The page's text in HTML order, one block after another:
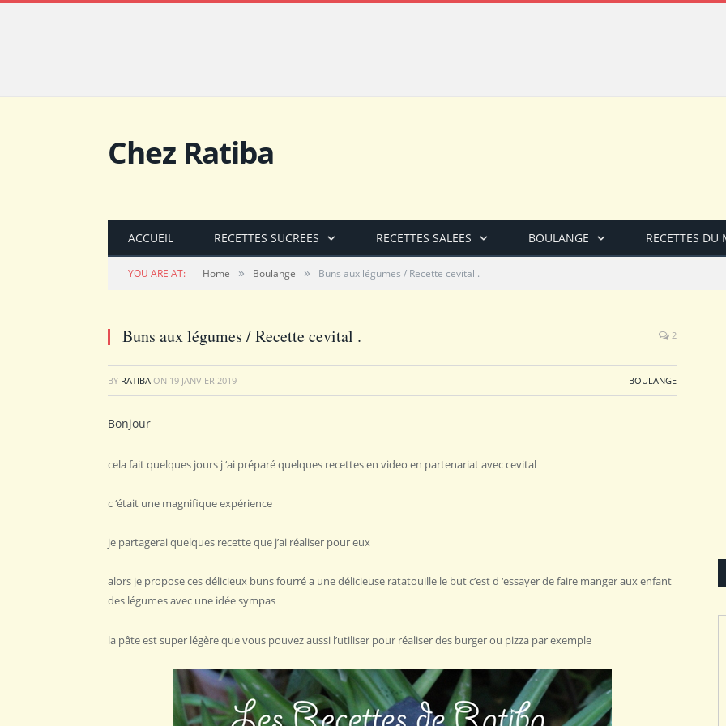
Chez Ratiba
ACCUEIL RECETTES SUCREES RECETTES SALEES BOULANGE RECETTES DU
YOU ARE AT: Home » Boulange » Buns aux légumes / Recette cevital .
Buns aux légumes / Recette cevital . 2
BY RATIBA ON 19 JANVIER 2019 BOULANGE
Bonjour
cela fait quelques jours j ‘ai préparé quelques recettes en video en partenariat avec cevital
c ‘était une magnifique expérience
je partagerai quelques recette que j’ai réaliser pour eux
alors je propose ces délicieux buns fourré a une délicieuse ratatouille le but c’est d ‘essayer de faire manger aux enfant
des légumes avec une idée sympas
la pâte est super légère que vous pouvez aussi l’utiliser pour réaliser des burger ou pizza par exemple